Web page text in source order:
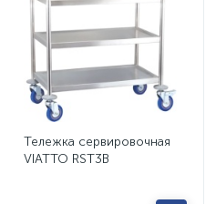
Тележка сервировочная
VIATTO RST3B